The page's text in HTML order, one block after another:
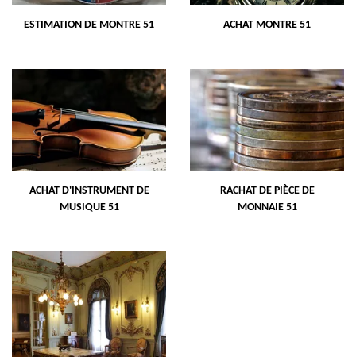
ESTIMATION DE MONTRE 51 ACHAT MONTRE 51
ACHAT D'INSTRUMENT DE
MUSIQUE 51
RACHAT DE PIÈCE DE
MONNAIE 51